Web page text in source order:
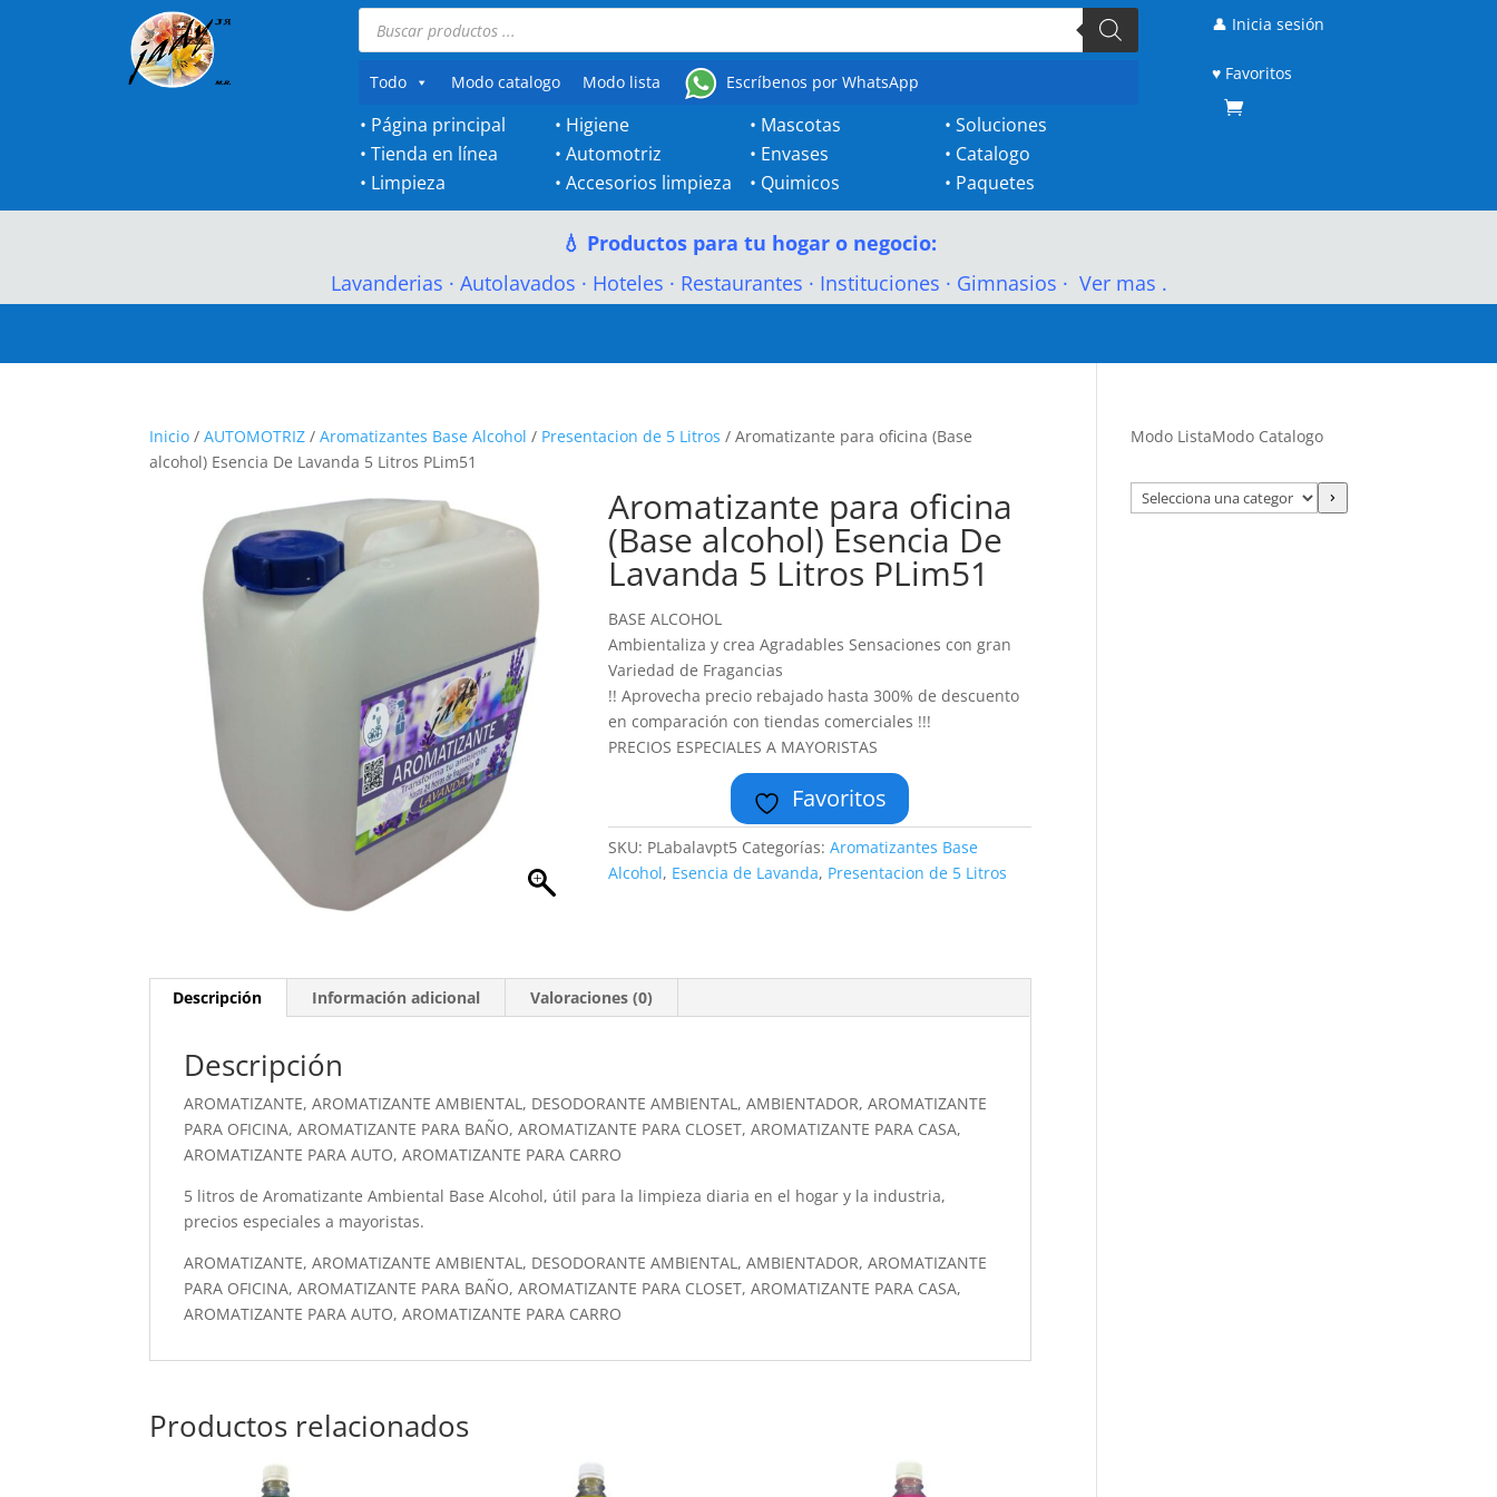
Búsqueda
productos
Todo
Modo catalogo Modo lista Escríbenos por WhatsApp
• Página principal
•Tienda en línea
• Limpieza
• Higiene
•Automotriz
•Accesorios limpieza
• Mascotas
• Envases
• Quimicos
•Soluciones
• Catalogo
• Paquetes
👤 Inicia sesión
♥ Favoritos
💧 Productos para tu hogar o negocio:
Lavanderias · Autolavados · Hoteles · Restaurantes · Instituciones · Gimnasios · Ver mas .
Inicio /AUTOMOTRIZ /Aromatizantes Base Alcohol / Presentacion de 5 Litros / Aromatizante para oficina (Base
alcohol) Esencia De Lavanda 5 Litros PLim51
Aromatizante para oficina
(Base alcohol) Esencia De
Lavanda 5 Litros PLim51
BASE ALCOHOL
Ambientaliza y crea Agradables Sensaciones con gran
Variedad de Fragancias
!! Aprovecha precio rebajado hasta 300% de descuento
en comparación con tiendas comerciales !!!
PRECIOS ESPECIALES A MAYORISTAS
Favoritos
SKU: PLabalavpt5 Categorías:Aromatizantes Base
Alcohol, Esencia de Lavanda, Presentacion de 5 Litros
Descripción Información adicional Valoraciones (0)
Descripción
AROMATIZANTE, AROMATIZANTE AMBIENTAL, DESODORANTE AMBIENTAL, AMBIENTADOR, AROMATIZANTE
PARA OFICINA, AROMATIZANTE PARA BAÑO, AROMATIZANTE PARA CLOSET, AROMATIZANTE PARA CASA,
AROMATIZANTE PARA AUTO, AROMATIZANTE PARA CARRO
5 litros de Aromatizante Ambiental Base Alcohol, útil para la limpieza diaria en el hogar y la industria,
precios especiales a mayoristas.
AROMATIZANTE, AROMATIZANTE AMBIENTAL, DESODORANTE AMBIENTAL, AMBIENTADOR, AROMATIZANTE
PARA OFICINA, AROMATIZANTE PARA BAÑO, AROMATIZANTE PARA CLOSET, AROMATIZANTE PARA CASA,
AROMATIZANTE PARA AUTO, AROMATIZANTE PARA CARRO
Productos relacionados
Modo ListaModo Catalogo
Selecciona
una